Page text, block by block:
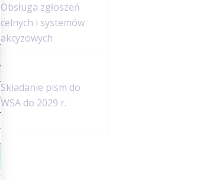
Obsługa zgłoszeń
celnych i systemów
akcyzowych
Składanie pism do
WSA do 2029 r.